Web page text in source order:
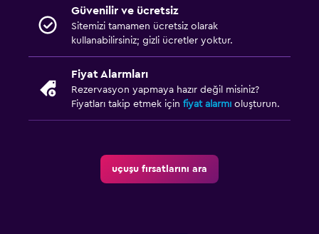
Güvenilir ve ücretsiz
Sitemizi tamamen ücretsiz olarak
kullanabilirsiniz; gizli ücretler yoktur.
Fiyat Alarmları
Rezervasyon yapmaya hazır değil misiniz?
Fiyatları takip etmek için fiyat alarmı oluşturun.
uçuşu fırsatlarını ara